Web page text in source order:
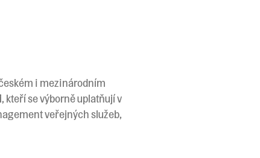
i mezinárodním
, kteří se výborně uplatňují v
veřejných služeb,